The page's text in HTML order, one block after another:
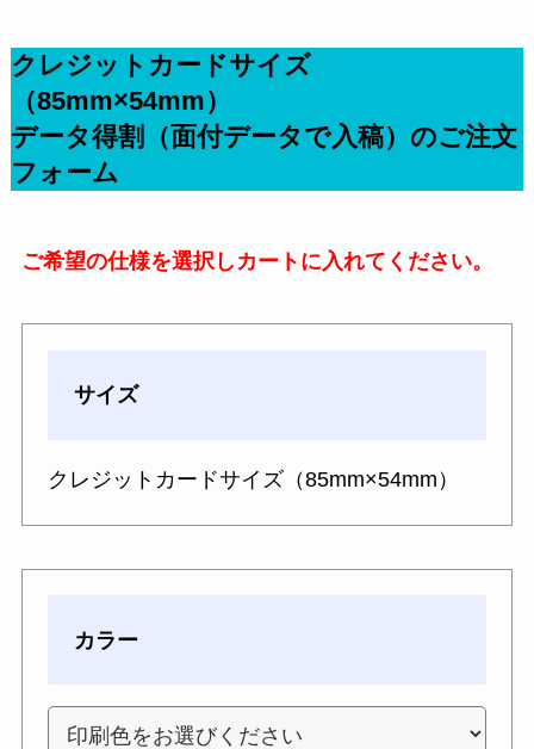
クレジットカードサイズ
（85mm×54mm）
データ得割（面付データで入稿）のご注文
フォーム
ご希望の仕様を選択しカートに入れてください。
サイズ
クレジットカードサイズ（85mm×54mm）
カラー